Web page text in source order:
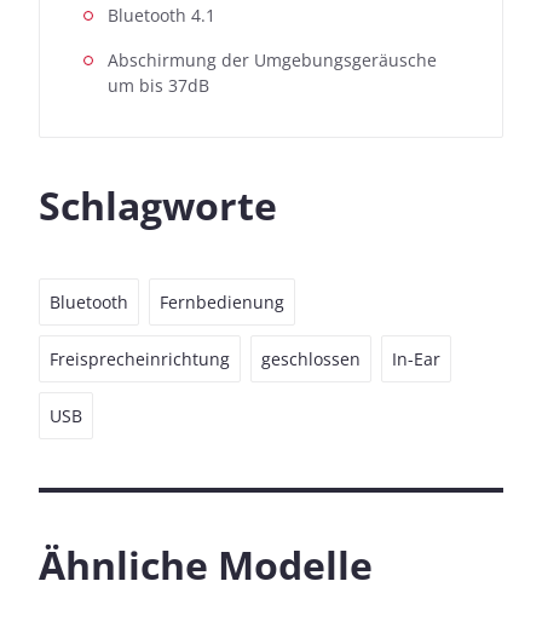
Bluetooth 4.1
Abschirmung der Umgebungsgeräusche
um bis 37dB
Schlagworte
Bluetooth Fernbedienung
Freisprecheinrichtung geschlossen In-Ear
USB
Ähnliche Modelle